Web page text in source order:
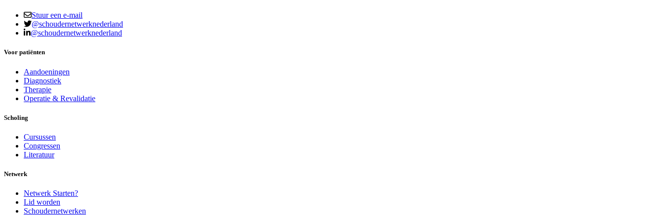
Stuur een e-mail
@schoudernetwerknederland
@schoudernetwerknederland
Voor patiënten
Aandoeningen
Diagnostiek
Therapie
Operatie & Revalidatie
Scholing
Cursussen
Congressen
Literatuur
Netwerk
Netwerk Starten?
Lid worden
Schoudernetwerken